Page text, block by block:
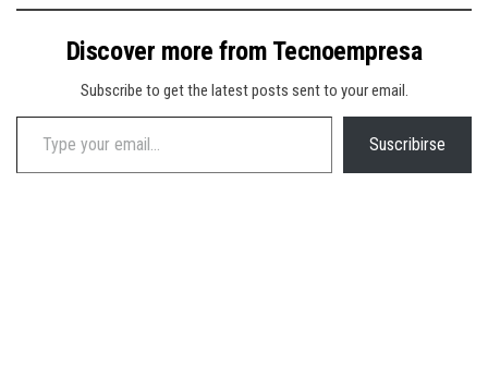
Discover more from Tecnoempresa
Subscribe to get the latest posts sent to your email.
Type your email…
Suscribirse